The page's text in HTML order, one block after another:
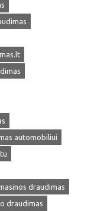
automobiliui
draudimas
draudimas